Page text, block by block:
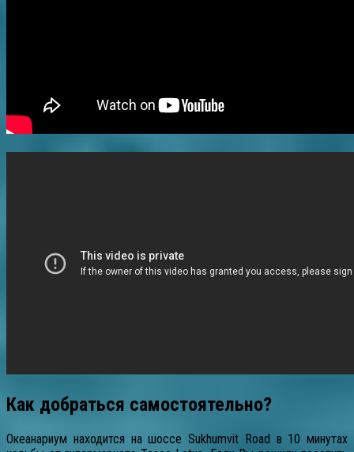
Как добраться самостоятельно?
Океанариум находится на шоссе Sukhumvit Road в 10 минутах